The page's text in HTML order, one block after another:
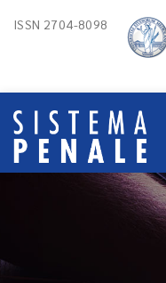
ISSN 2704-8098